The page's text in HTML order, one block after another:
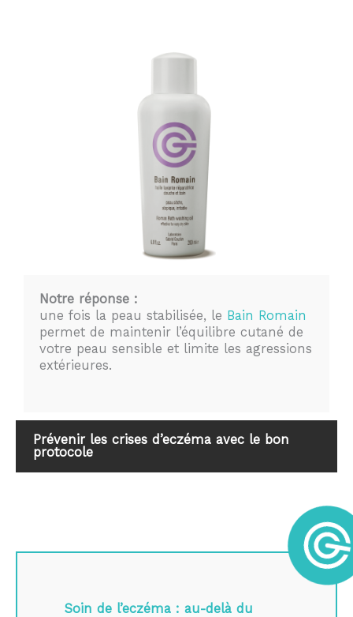
Notre réponse :
une fois la peau stabilisée, le Bain Romain
permet de maintenir l’équilibre cutané de
votre peau sensible et limite les agressions
extérieures.
Prévenir les crises d’eczéma avec le bon
protocole
Soin de l’eczéma : au-delà du